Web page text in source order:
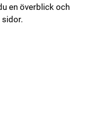
en överblick och
sidor.